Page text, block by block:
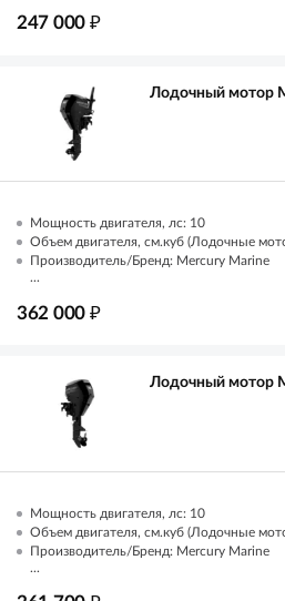
247 000 ₽
Лодочный мотор
Мощность двигателя, лс: 10
Объем двигателя, см.куб (Лодочные
Производитель/Бренд: Mercury Marine
...
362 000 ₽
Лодочный мотор
Мощность двигателя, лс: 10
Объем двигателя, см.куб (Лодочные
Производитель/Бренд: Mercury Marine
...